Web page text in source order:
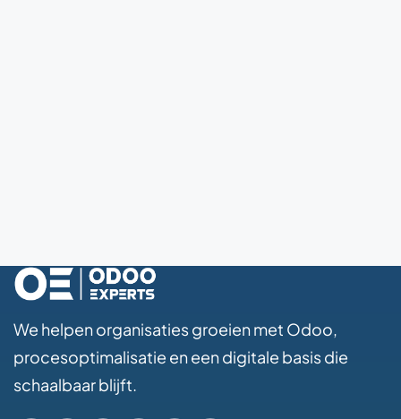
We helpen organisaties groeien met Odoo,
procesoptimalisatie en een digitale basis die
schaalbaar blijft.